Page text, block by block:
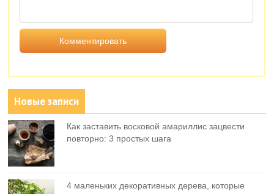
Новые записи
Как заставить восковой амариллис зацвести
повторно: 3 простых шага
4 маленьких декоративных дерева, которые